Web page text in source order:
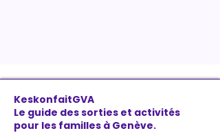
KeskonfaitGVA
Le guide des sorties et activités
pour les familles à Genève.